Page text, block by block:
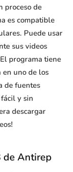
proceso de
es compatible
Puede usar
sus videos
programa tiene
en uno de los
de fuentes
y sin
descargar
de Antirep